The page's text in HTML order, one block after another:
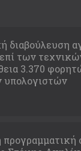
διαβούλευση
των
3.370
υπολογιστών